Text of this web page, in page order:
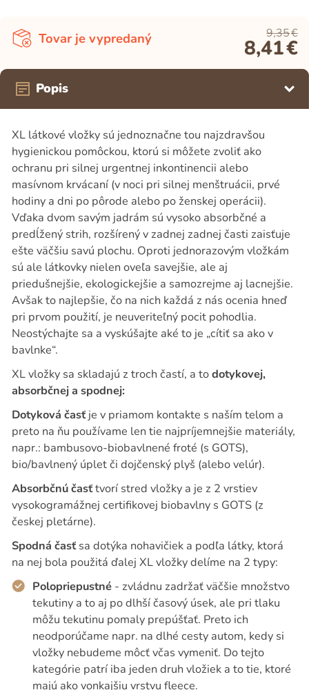
Tovar je vypredaný 9,35€
8,41€
Popis
XL látkové vložky sú jednoznačne tou najzdravšou
hygienickou pomôckou, ktorú si môžete zvoliť ako
ochranu pri silnej urgentnej inkontinencii alebo
masívnom krvácaní (v noci pri silnej menštruácii, prvé
hodiny a dni po pôrode alebo po ženskej operácii).
Vďaka dvom savým jadrám sú vysoko absorbčné a
predĺžený strih, rozšírený v zadnej zadnej časti zaisťuje
ešte väčšiu savú plochu. Oproti jednorazovým vložkám
sú ale látkovky nielen oveľa savejšie, ale aj
priedušnejšie, ekologickejšie a samozrejme aj lacnejšie.
Avšak to najlepšie, čo na nich každá z nás ocenia hneď
pri prvom použití, je neuveriteľný pocit pohodlia.
Neostýchajte sa a vyskúšajte aké to je „cítiť sa ako v
bavlnke“.
XL vložky sa skladajú z troch častí, a todotykovej,
absorbčnej a spodnej:
Dotyková časťje v priamom kontakte s naším telom a
preto na ňu používame len tie najpríjemnejšie materiály,
napr.: bambusovo-biobavlnené froté (s GOTS),
bio/bavlnený úplet či dojčenský plyš (alebo velúr).
Absorbčnú časťtvorí stred vložky a je z 2 vrstiev
vysokogramážnej certifikovej biobavlny s GOTS (z
českej pletárne).
Spodná časťsa dotýka nohavičiek a podľa látky, ktorá
na nej bola použitá ďalej XL vložky delíme na 2 typy:
Polopriepustné- zvládnu zadržať väčšie množstvo
tekutiny a to aj po dlhší časový úsek, ale pri tlaku
môžu tekutinu pomaly prepúšťať. Preto ich
neodporúčame napr. na dlhé cesty autom, kedy si
vložky nebudeme môcť včas vymeniť. Do tejto
kategórie patrí iba jeden druh vložiek a to tie, ktoré
majú ako vonkajšiu vrstvu fleece.